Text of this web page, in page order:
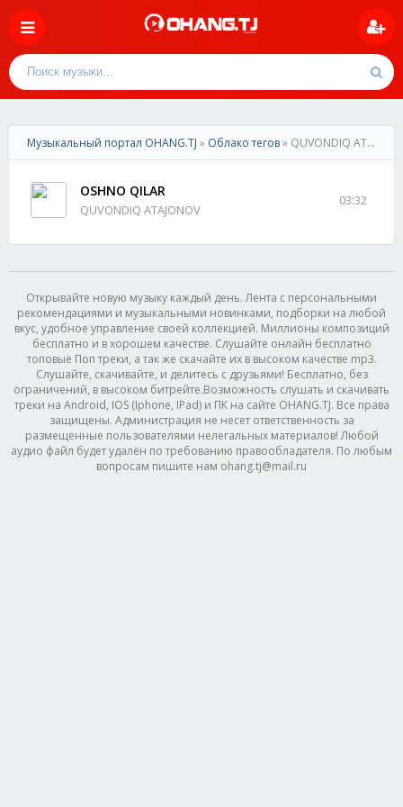
Музыкальный портал OHANG.TJ » Облако тегов» QUVONDIQ ATAJONOV
OSHNO QILAR
QUVONDIQ ATAJONOV
03:32
Открывайте новую музыку каждый день. Лента с персональными
рекомендациями и музыкальными новинками, подборки на любой
вкус, удобное управление своей коллекцией. Миллионы композиций
бесплатно и в хорошем качестве. Слушайте онлайн бесплатно
топовые Поп треки, а так же скачайте их в высоком качестве mp3.
Слушайте, скачивайте, и делитесь с друзьями! Бесплатно, без
ограничений, в высоком битрейте.Возможность слушать и скачивать
треки на Android, IOS (Iphone, IPad) и ПК на сайте OHANG.TJ. Все права
защищены. Администрация не несет ответственность за
размещенные пользователями нелегальных материалов! Любой
аудио файл будет удалён по требованию правообладателя. По любым
вопросам пишите нам ohang.tj@mail.ru